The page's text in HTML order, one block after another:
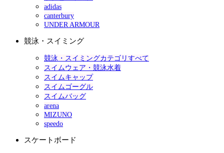
adidas
canterbury
UNDER ARMOUR
競泳・スイミング
競泳・スイミングカテゴリすべて
スイムウェア・競泳水着
スイムキャップ
スイムゴーグル
スイムバッグ
arena
MIZUNO
speedo
スケートボード